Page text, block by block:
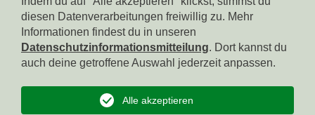
Startseite
Impressum & Kontakt
Cookies
diesen Datenverarbeitungen freiwillig zu. Mehr
Informationen findest du in unseren
Datenschutzinformationsmitteilung. Dort kannst du
auch deine getroffene Auswahl jederzeit anpassen.
Alle akzeptieren